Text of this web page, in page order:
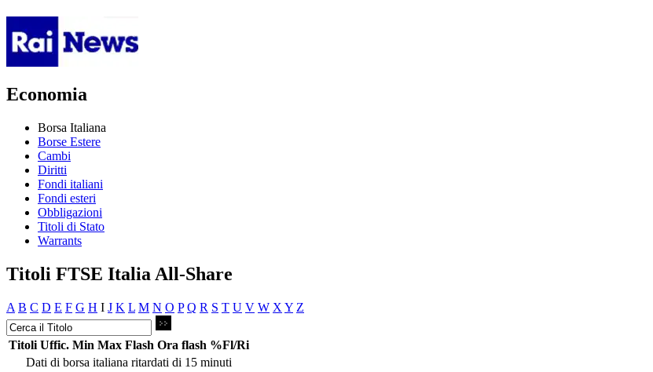
Economia
Borsa Italiana
Borse Estere
Cambi
Diritti
Fondi italiani
Fondi esteri
Obbligazioni
Titoli di Stato
Warrants
Titoli FTSE Italia All-Share
A B C D E F G H I J K L M N O P Q R S T U V W X Y Z
Titoli Uffic. Min Max Flash Ora flash %Fl/Ri
Dati di borsa italiana ritardati di 15 minuti